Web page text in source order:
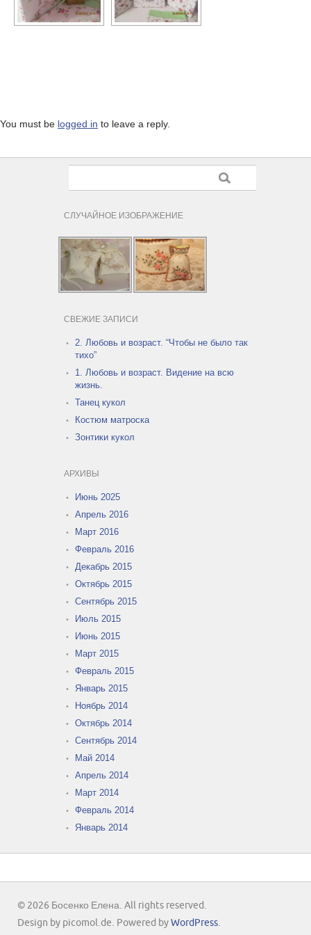
You must be logged in to leave a reply.
СЛУЧАЙНОЕ ИЗОБРАЖЕНИЕ
СВЕЖИЕ ЗАПИСИ
2. Любовь и возраст. “Чтобы не было так
тихо”
1. Любовь и возраст. Видение на всю
жизнь.
Танец кукол
Костюм матроска
Зонтики кукол
АРХИВЫ
Июнь 2025
Апрель 2016
Март 2016
Февраль 2016
Декабрь 2015
Октябрь 2015
Сентябрь 2015
Июль 2015
Июнь 2015
Март 2015
Февраль 2015
Январь 2015
Ноябрь 2014
Октябрь 2014
Сентябрь 2014
Май 2014
Апрель 2014
Март 2014
Февраль 2014
Январь 2014
© 2026 Босенко Елена. All rights reserved.
Design by picomol.de. Powered by WordPress